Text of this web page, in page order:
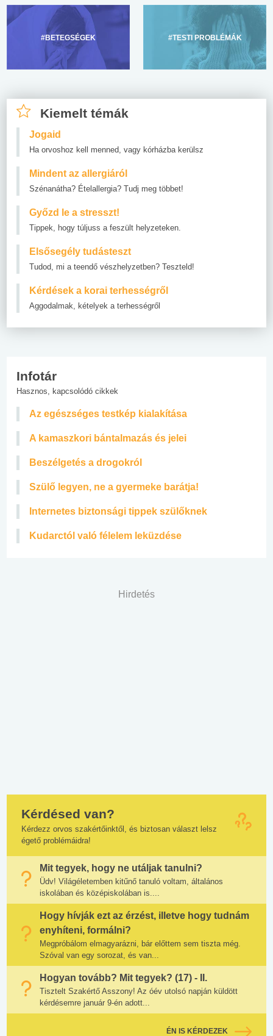
#BETEGSÉGEK #TESTI PROBLÉMÁK
Kiemelt témák
Jogaid
Ha orvoshoz kell menned, vagy kórházba kerülsz
Mindent az allergiáról
Szénanátha? Ételallergia? Tudj meg többet!
Győzd le a stresszt!
Tippek, hogy túljuss a feszült helyzeteken.
Elsősegély tudásteszt
Tudod, mi a teendő vészhelyzetben? Teszteld!
Kérdések a korai terhességről
Aggodalmak, kételyek a terhességről
Infotár
Hasznos, kapcsolódó cikkek
Az egészséges testkép kialakítása
A kamaszkori bántalmazás és jelei
Beszélgetés a drogokról
Szülő legyen, ne a gyermeke barátja!
Internetes biztonsági tippek szülőknek
Kudarctól való félelem leküzdése
Hirdetés
Kérdésed van?
Kérdezz orvos szakértőinktől, és biztosan választ lelsz
égető problémáidra!
Mit tegyek, hogy ne utáljak tanulni?
Üdv! Világéletemben kitűnő tanuló voltam, általános
iskolában és középiskolában is....
Hogy hívják ezt az érzést, illetve hogy tudnám
enyhíteni, formálni?
Megpróbálom elmagyarázni, bár előttem sem tiszta még.
Szóval van egy sorozat, és van...
Hogyan tovább? Mit tegyek? (17) - II.
Tisztelt Szakértő Asszony! Az óév utolsó napján küldött
kérdésemre január 9-én adott...
ÉN IS KÉRDEZEK